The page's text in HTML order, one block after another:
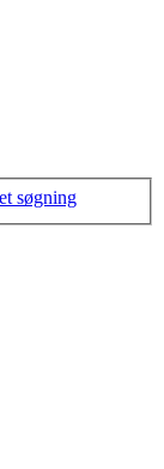
søgning